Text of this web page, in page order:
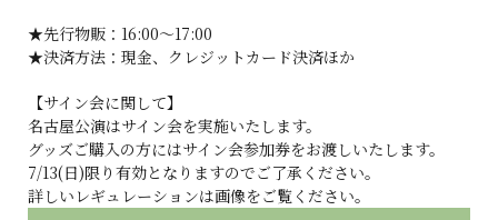
★先行物販：16:00～17:00
★決済方法：現金、クレジットカード決済ほか
【サイン会に関して】
名古屋公演はサイン会を実施いたします。
グッズご購入の方にはサイン会参加券をお渡しいたします。
7/13(日)限り有効となりますのでご了承ください。
詳しいレギュレーションは画像をご覧ください。